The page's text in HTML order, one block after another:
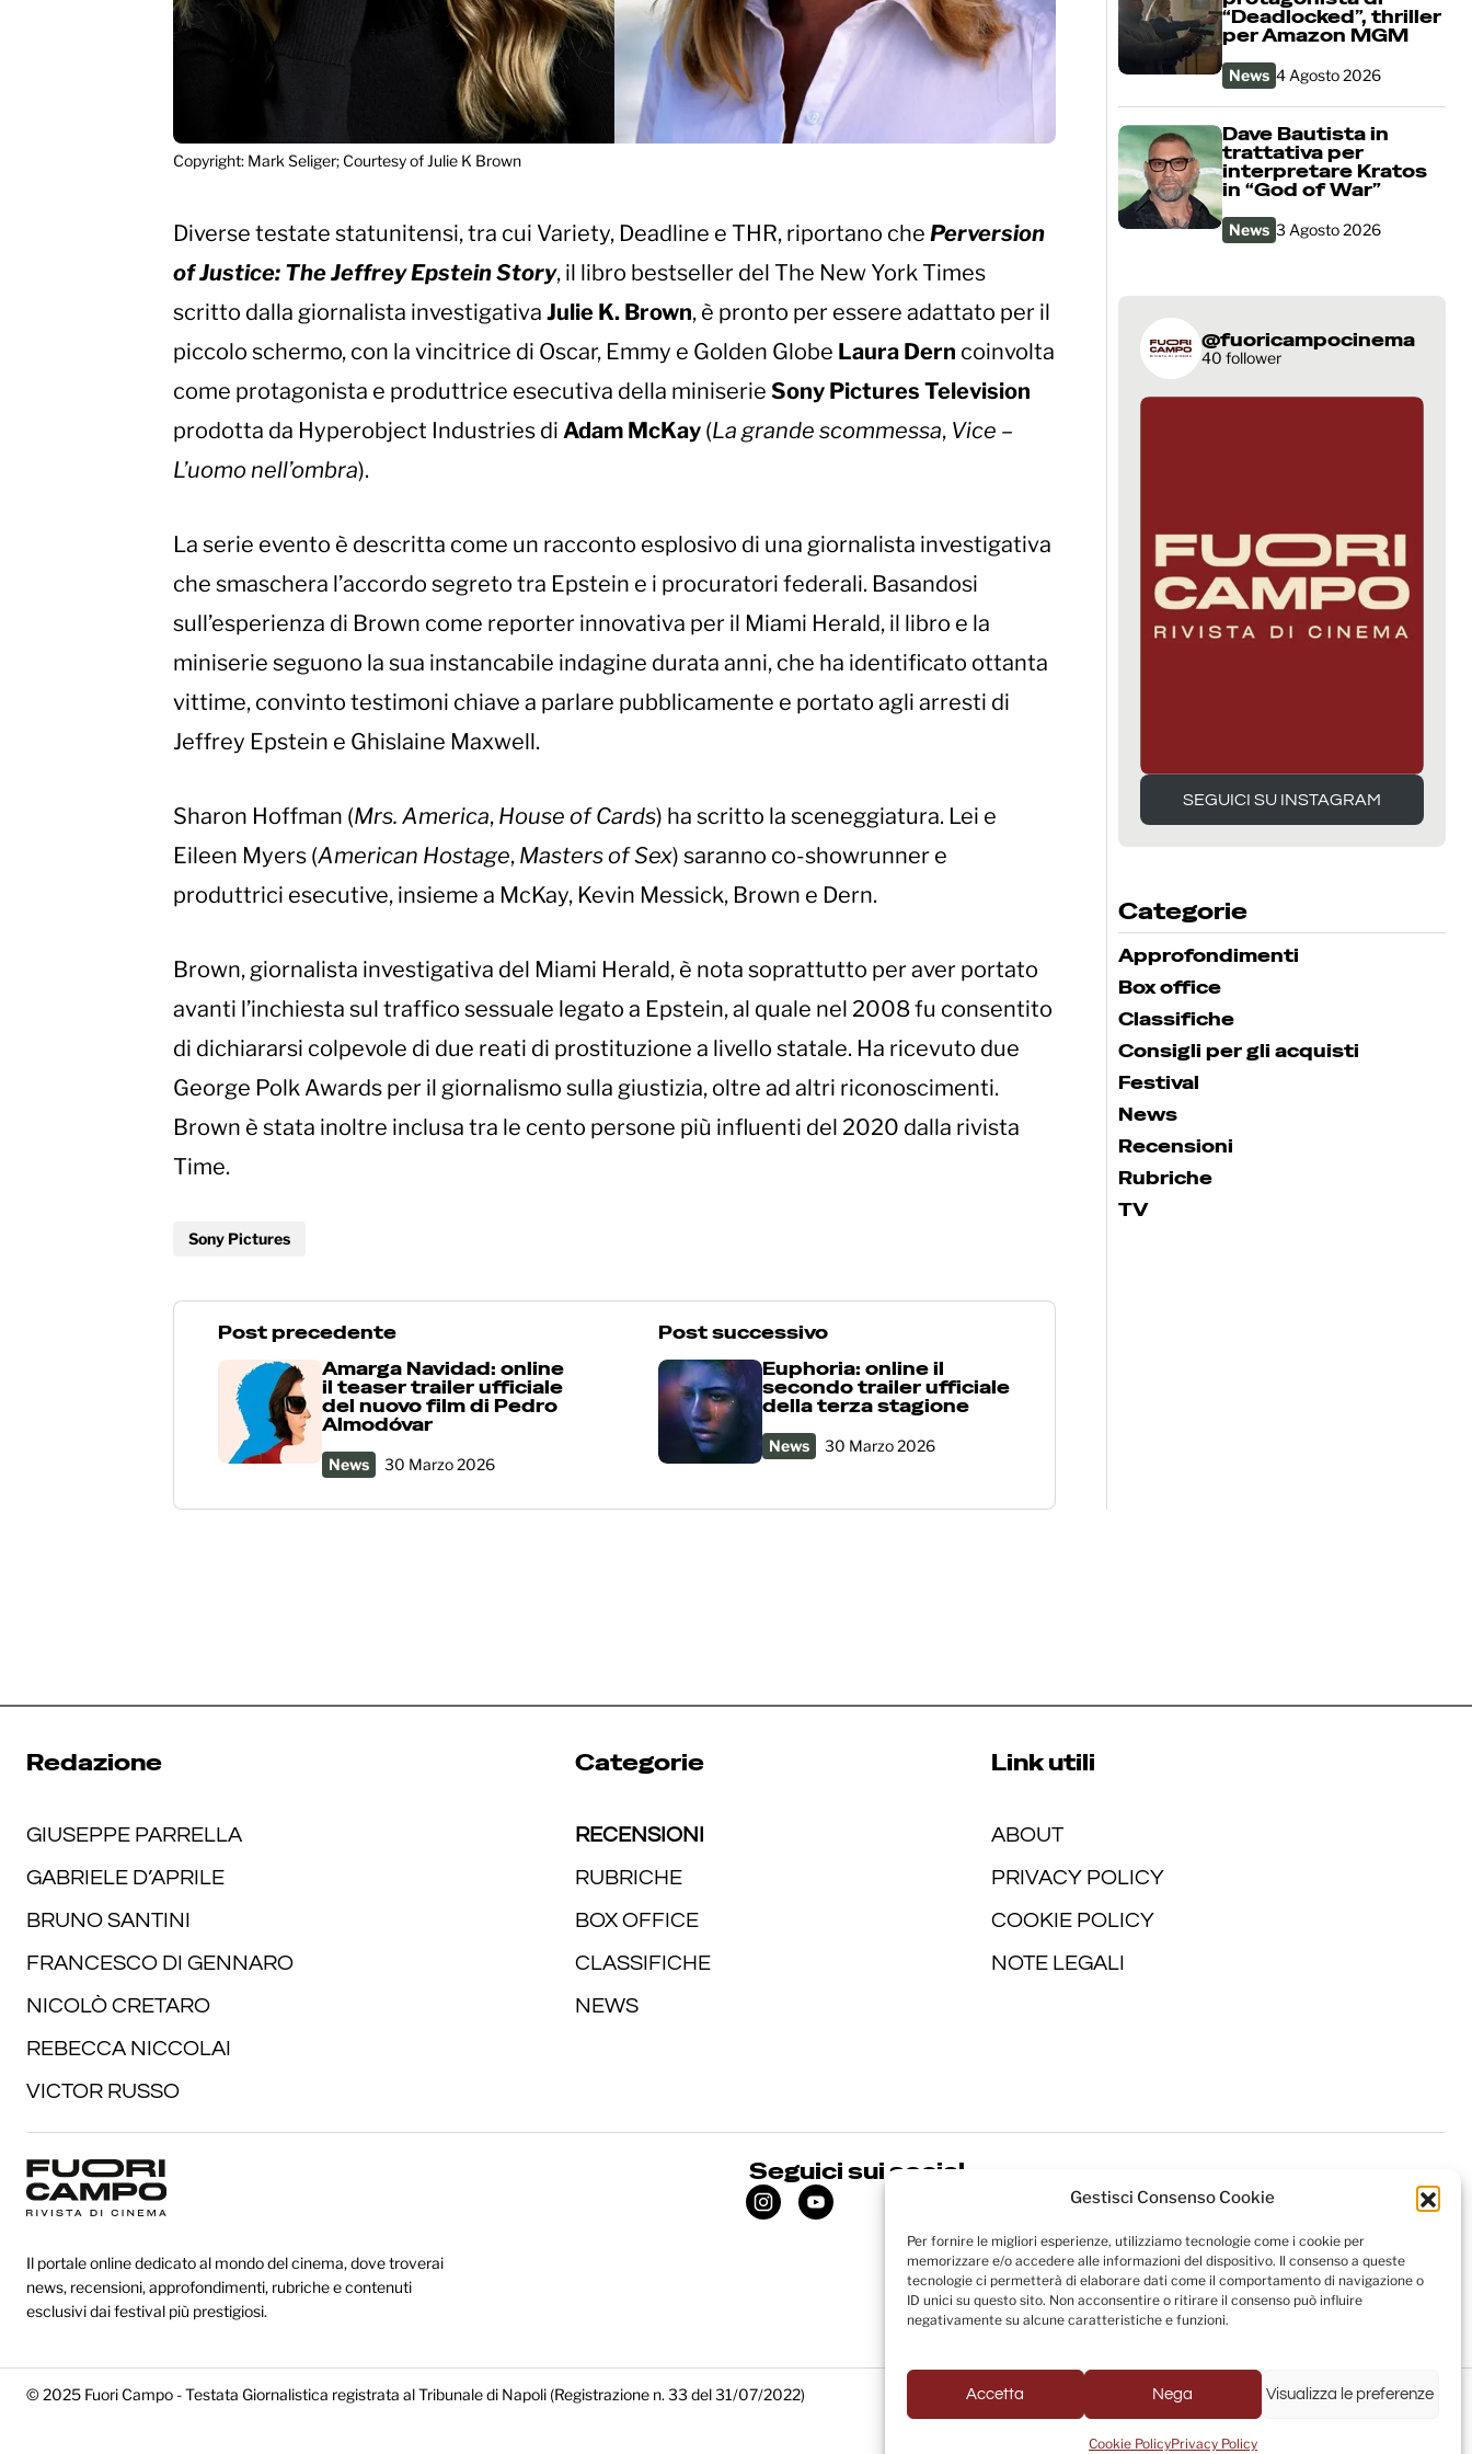
Gestisci Consenso Cookie
Per fornire le migliori esperienze, utilizziamo tecnologie come i cookie per
memorizzare e/o accedere alle informazioni del dispositivo. Il consenso a queste
tecnologie ci permetterà di elaborare dati come il comportamento di navigazione o
ID unici su questo sito. Non acconsentire o ritirare il consenso può influire
negativamente su alcune caratteristiche e funzioni.
Accetta Nega Visualizza le preferenze
Cookie PolicyPrivacy Policy
Copyright: Mark Seliger; Courtesy of Julie K Brown
Diverse testate statunitensi, tra cui Variety, Deadline e THR, riportano che Perversion
of Justice: The Jeffrey Epstein Story, il libro bestseller del The New York Times
scritto dalla giornalista investigativa Julie K. Brown, è pronto per essere adattato per il
piccolo schermo, con la vincitrice di Oscar, Emmy e Golden Globe Laura Dern coinvolta
come protagonista e produttrice esecutiva della miniserie Sony Pictures Television
prodotta da Hyperobject Industries di Adam McKay (La grande scommessa, Vice –
L’uomo nell’ombra).
La serie evento è descritta come un racconto esplosivo di una giornalista investigativa
che smaschera l’accordo segreto tra Epstein e i procuratori federali. Basandosi
sull’esperienza di Brown come reporter innovativa per il Miami Herald, il libro e la
miniserie seguono la sua instancabile indagine durata anni, che ha identificato ottanta
vittime, convinto testimoni chiave a parlare pubblicamente e portato agli arresti di
Jeffrey Epstein e Ghislaine Maxwell.
Sharon Hoffman (Mrs. America, House of Cards) ha scritto la sceneggiatura. Lei e
Eileen Myers (American Hostage, Masters of Sex) saranno co-showrunner e
produttrici esecutive, insieme a McKay, Kevin Messick, Brown e Dern.
Brown, giornalista investigativa del Miami Herald, è nota soprattutto per aver portato
avanti l’inchiesta sul traffico sessuale legato a Epstein, al quale nel 2008 fu consentito
di dichiararsi colpevole di due reati di prostituzione a livello statale. Ha ricevuto due
George Polk Awards per il giornalismo sulla giustizia, oltre ad altri riconoscimenti.
Brown è stata inoltre inclusa tra le cento persone più influenti del 2020 dalla rivista
Time.
Sony Pictures
Post precedente
Amarga Navidad: online
il teaser trailer ufficiale
del nuovo film di Pedro
Almodóvar
News 30 Marzo 2026
Post successivo
Euphoria: online il
secondo trailer ufficiale
della terza stagione
News 30 Marzo 2026
“Deadlocked”, thriller
per Amazon MGM
News 4 Agosto 2026
Dave Bautista in
trattativa per
interpretare Kratos
in “God of War”
News 3 Agosto 2026
@fuoricampocinema
40 follower
SEGUICI SU INSTAGRAM
SEGUICI SU INSTAGRAM
Categorie
Approfondimenti
Box office
Classifiche
Consigli per gli acquisti
Festival
News
Recensioni
Rubriche
TV
Il portale online dedicato al mondo del cinema, dove troverai
news, recensioni, approfondimenti, rubriche e contenuti
esclusivi dai festival più prestigiosi.
Redazione
GIUSEPPE PARRELLA
GABRIELE D’APRILE
BRUNO SANTINI
FRANCESCO DI GENNARO
NICOLÒ CRETARO
REBECCA NICCOLAI
VICTOR RUSSO
Categorie
RECENSIONI
RUBRICHE
BOX OFFICE
CLASSIFICHE
NEWS
Link utili
ABOUT
PRIVACY POLICY
COOKIE POLICY
NOTE LEGALI
Seguici sui social
© 2025 Fuori Campo - Testata Giornalistica registrata al Tribunale di Napoli (Registrazione n. 33 del 31/07/2022) Powered by USB S.p.A. - Società Benefit